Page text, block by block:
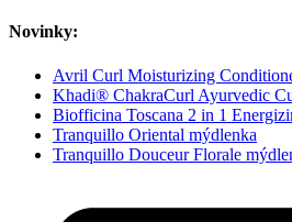
Novinky:
Avril Curl Moisturizing
Khadi® ChakraCurl Ayurvedic
Biofficina Toscana 2 in 1
Tranquillo Oriental mýdlenka
Tranquillo Douceur Florale